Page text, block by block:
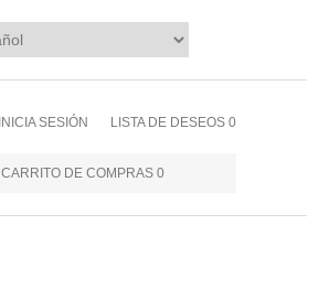
INICIA SESIÓN LISTA DE DESEOS 0
CARRITO DE COMPRAS 0